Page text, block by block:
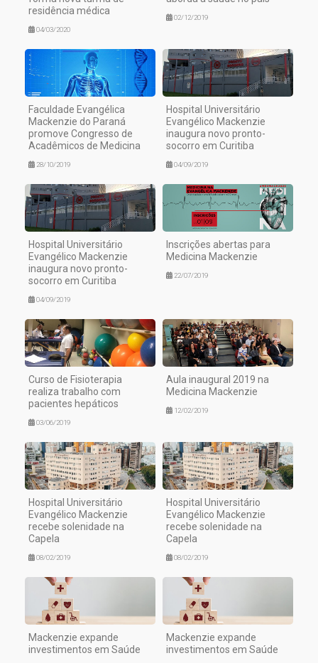
residência médica
04/03/2020
02/12/2019
Faculdade Evangélica
Mackenzie do Paraná
promove Congresso de
Acadêmicos de Medicina
28/10/2019
Hospital Universitário
Evangélico Mackenzie
inaugura novo pronto-
socorro em Curitiba
04/09/2019
Hospital Universitário
Evangélico Mackenzie
inaugura novo pronto-
socorro em Curitiba
04/09/2019
Inscrições abertas para
Medicina Mackenzie
22/07/2019
Curso de Fisioterapia
realiza trabalho com
pacientes hepáticos
03/06/2019
Aula inaugural 2019 na
Medicina Mackenzie
12/02/2019
Hospital Universitário
Evangélico Mackenzie
recebe solenidade na
Capela
08/02/2019
Hospital Universitário
Evangélico Mackenzie
recebe solenidade na
Capela
08/02/2019
Mackenzie expande
investimentos em Saúde
Mackenzie expande
investimentos em Saúde